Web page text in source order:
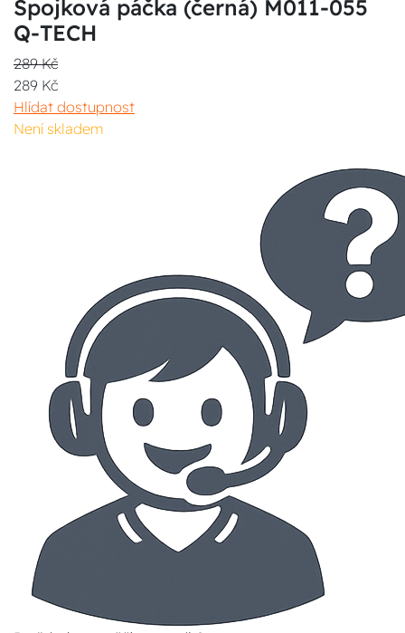
Spojková páčka (černá) M011-055
Q-TECH
289 Kč
289 Kč
Hlídat dostupnost
Není skladem